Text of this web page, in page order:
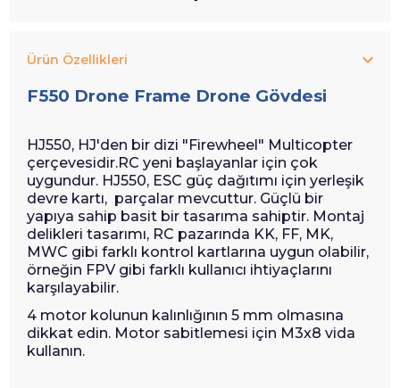
Ürün Özellikleri
F550 Drone Frame Drone Gövdesi
HJ550, HJ'den bir dizi "Firewheel" Multicopter
çerçevesidir.RC yeni başlayanlar için çok
uygundur. HJ550, ESC güç dağıtımı için yerleşik
devre kartı, parçalar mevcuttur. Güçlü bir
yapıya sahip basit bir tasarıma sahiptir. Montaj
delikleri tasarımı, RC pazarında KK, FF, MK,
MWC gibi farklı kontrol kartlarına uygun olabilir,
örneğin FPV gibi farklı kullanıcı ihtiyaçlarını
karşılayabilir.
4 motor kolunun kalınlığının 5 mm olmasına
dikkat edin. Motor sabitlemesi için M3x8 vida
kullanın.